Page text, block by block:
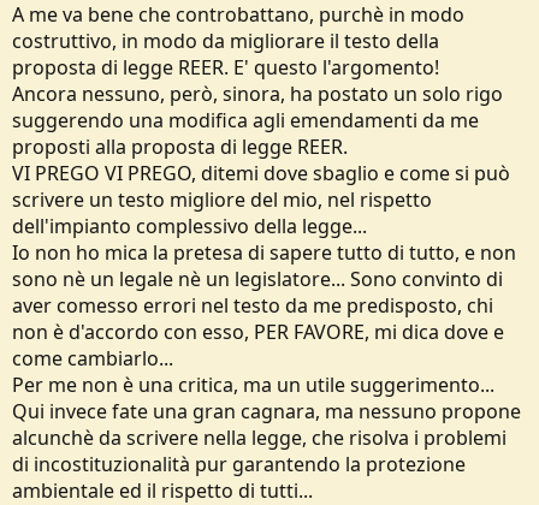
A me va bene che controbattano, purchè in modo
costruttivo, in modo da migliorare il testo della
proposta di legge REER. E' questo l'argomento!
Ancora nessuno, però, sinora, ha postato un solo rigo
suggerendo una modifica agli emendamenti da me
proposti alla proposta di legge REER.
VI PREGO VI PREGO, ditemi dove sbaglio e come si può
scrivere un testo migliore del mio, nel rispetto
dell'impianto complessivo della legge...
Io non ho mica la pretesa di sapere tutto di tutto, e non
sono nè un legale nè un legislatore... Sono convinto di
aver comesso errori nel testo da me predisposto, chi
non è d'accordo con esso, PER FAVORE, mi dica dove e
come cambiarlo...
Per me non è una critica, ma un utile suggerimento...
Qui invece fate una gran cagnara, ma nessuno propone
alcunchè da scrivere nella legge, che risolva i problemi
di incostituzionalità pur garantendo la protezione
ambientale ed il rispetto di tutti...